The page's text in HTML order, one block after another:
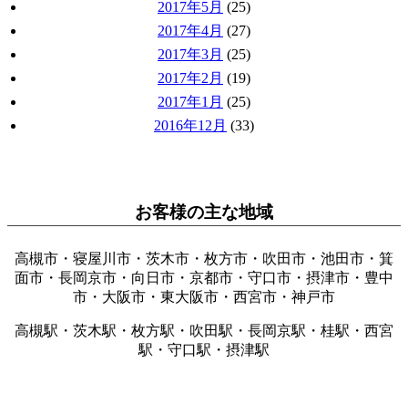
2017年5月 (25)
2017年4月 (27)
2017年3月 (25)
2017年2月 (19)
2017年1月 (25)
2016年12月 (33)
お客様の主な地域
高槻市・寝屋川市・茨木市・枚方市・吹田市・池田市・箕
面市・長岡京市・向日市・京都市・守口市・摂津市・豊中
市・大阪市・東大阪市・西宮市・神戸市
高槻駅・茨木駅・枚方駅・吹田駅・長岡京駅・桂駅・西宮
駅・守口駅・摂津駅